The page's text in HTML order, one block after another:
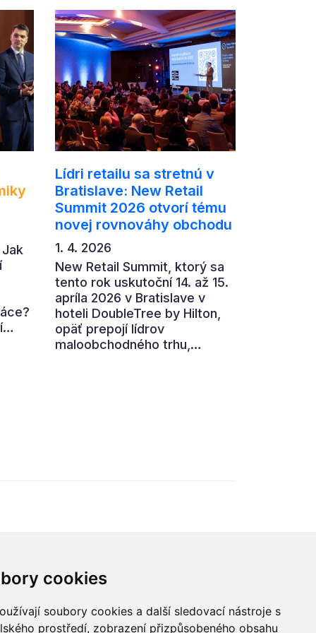
cookies
soubory cookies a další sledovací nástroje s
prostředí, zobrazení přizpůsobeného obsahu
Lídri retailu sa stretnú v
Bratislave: New Retail
Summit 2026 otvorí tému
novej rovnováhy obchodu
1. 4. 2026
New Retail Summit, ktorý sa
tento rok uskutoční 14. až 15.
apríla 2026 v Bratislave v
hoteli DoubleTree by Hilton,
opäť prepojí lídrov
maloobchodného trhu,